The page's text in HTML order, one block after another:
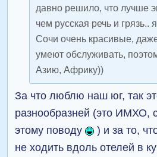
давно решило, что лучше
чем русская речь и грязь..
Сочи очень красивые,
умеют обслуживать,
Азию, Африку))
За что люблю наш юг, так
разнообразней (это ИМХО,
этому поводу
) и за то,
не ходить вдоль отелей в